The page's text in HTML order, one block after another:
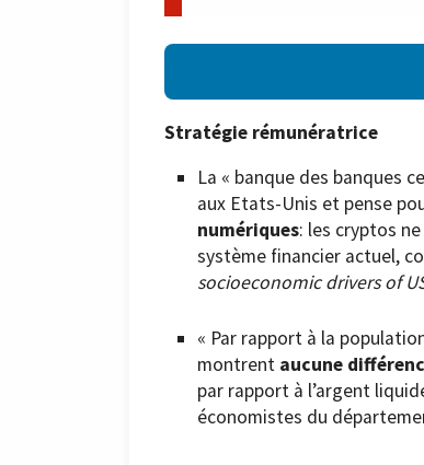
Stratégie rémunératrice
La « banque des banques
aux Etats-Unis et pense
numériques: les cryptos
système financier actuel,
socioeconomic drivers of
« Par rapport à la
montrent aucune
par rapport à l’argent
économistes du